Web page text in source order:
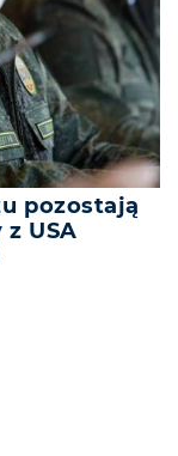
pozostają
USA